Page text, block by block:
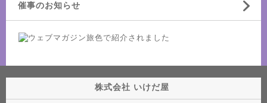
催事のお知らせ
株式会社 いけだ屋